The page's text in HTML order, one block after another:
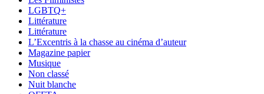
LGBTQ+
Littérature
Littérature
L’Excentris à la chasse au cinéma d’auteur
Magazine papier
Musique
Non classé
Nuit blanche